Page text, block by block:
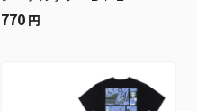
770 円